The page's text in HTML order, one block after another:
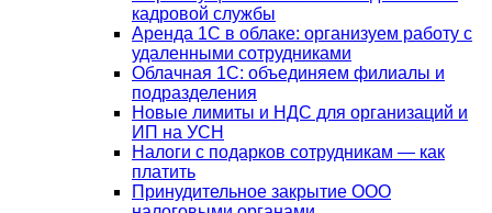
кадровой службы
Аренда 1С в облаке: организуем работу с
удаленными сотрудниками
Облачная 1С: объединяем филиалы и
подразделения
Новые лимиты и НДС для организаций и
ИП на УСН
Налоги с подарков сотрудникам — как
платить
Принудительное закрытие ООО